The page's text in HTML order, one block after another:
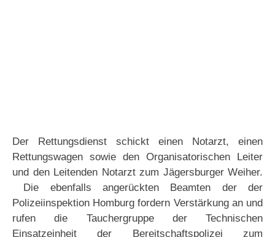
Der Rettungsdienst schickt einen Notarzt, einen
Rettungswagen sowie den Organisatorischen Leiter
und den Leitenden Notarzt zum Jägersburger Weiher.
Die ebenfalls angerückten Beamten der der
Polizeiinspektion Homburg fordern Verstärkung an und
rufen die Tauchergruppe der Technischen
Einsatzeinheit der Bereitschaftspolizei zum